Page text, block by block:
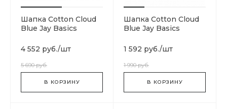
Шапка Cotton Cloud
Blue Jay Basics
659
4 552 руб./шт
5 690 руб.
В КОРЗИНУ
Шапка Cotton Cloud
Blue Jay Basics
1 592 руб./шт
1 990 руб.
В КОРЗИНУ